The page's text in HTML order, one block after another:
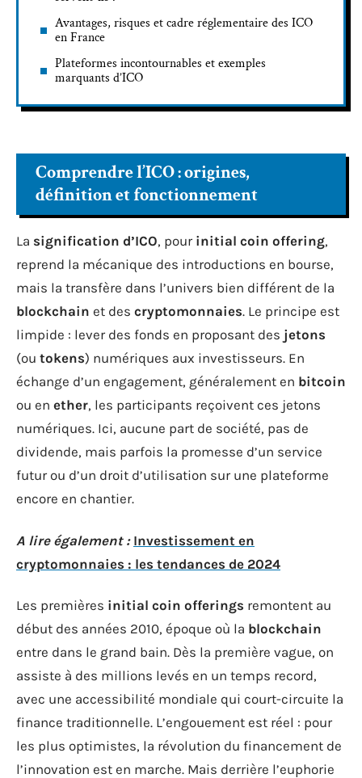
Avantages, risques et cadre réglementaire des ICO
en France
Plateformes incontournables et exemples
marquants d’ICO
Comprendre l’ICO : origines,
définition et fonctionnement
La signification d’ICO, pour initial coin offering,
reprend la mécanique des introductions en bourse,
mais la transfère dans l’univers bien différent de la
blockchain et des cryptomonnaies. Le principe est
limpide : lever des fonds en proposant des jetons
(ou tokens) numériques aux investisseurs. En
échange d’un engagement, généralement en bitcoin
ou en ether, les participants reçoivent ces jetons
numériques. Ici, aucune part de société, pas de
dividende, mais parfois la promesse d’un service
futur ou d’un droit d’utilisation sur une plateforme
encore en chantier.
A lire également : Investissement en
cryptomonnaies : les tendances de 2024
Les premières initial coin offerings remontent au
début des années 2010, époque où la blockchain
entre dans le grand bain. Dès la première vague, on
assiste à des millions levés en un temps record,
avec une accessibilité mondiale qui court-circuite la
finance traditionnelle. L’engouement est réel : pour
les plus optimistes, la révolution du financement de
l’innovation est en marche. Mais derrière l’euphorie